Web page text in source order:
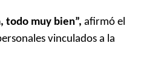
todo muy bien”, afirmó el
vinculados a la